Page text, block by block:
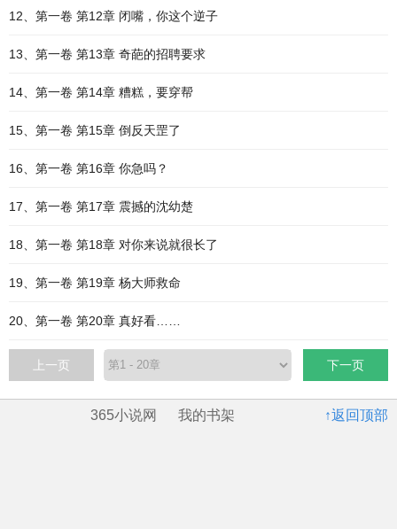
12、第一卷 第12章 闭嘴，你这个逆子
13、第一卷 第13章 奇葩的招聘要求
14、第一卷 第14章 糟糕，要穿帮
15、第一卷 第15章 倒反天罡了
16、第一卷 第16章 你急吗？
17、第一卷 第17章 震撼的沈幼楚
18、第一卷 第18章 对你来说就很长了
19、第一卷 第19章 杨大师救命
20、第一卷 第20章 真好看……
上一页 下一页
↑返回顶部
365小说网 我的书架